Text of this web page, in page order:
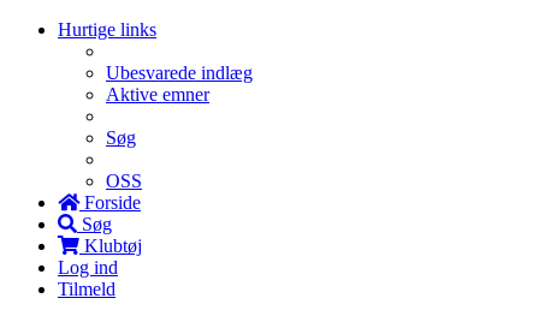
Hurtige links
Ubesvarede indlæg
Aktive emner
Søg
OSS
Forside
Søg
Klubtøj
Log ind
Tilmeld